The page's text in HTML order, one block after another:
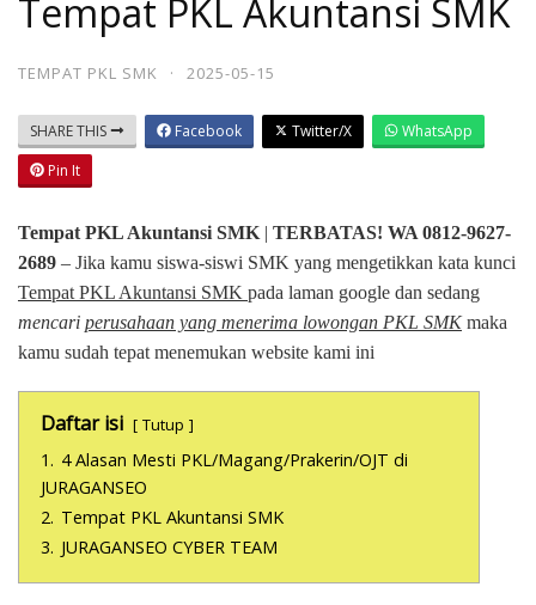
Tempat PKL Akuntansi SMK
TEMPAT PKL SMK · 2025-05-15
SHARE THIS Facebook Twitter/X
WhatsApp
Pin It
Tempat PKL Akuntansi SMK | TERBATAS! WA 0812-9627-
2689 – Jika kamu siswa-siswi SMK yang mengetikkan kata kunci
Tempat PKL Akuntansi SMK pada laman google dan sedang
mencari perusahaan yang menerima lowongan PKL SMKmaka
kamu sudah tepat menemukan website kami ini
Daftar isi Tutup
1. 4 Alasan Mesti PKL/Magang/Prakerin/OJT di
JURAGANSEO
2. Tempat PKL Akuntansi SMK
3. JURAGANSEO CYBER TEAM